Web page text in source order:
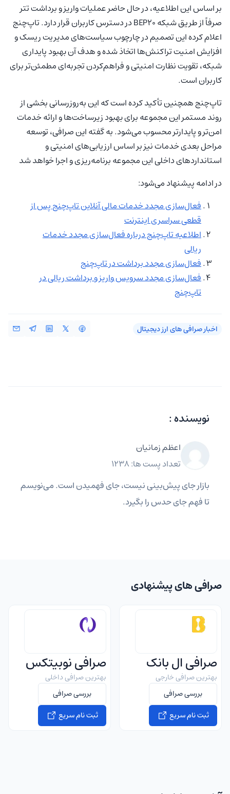
بر اساس این اطلاعیه، در حال حاضر عملیات واریز و برداشت تتر
صرفاً از طریق شبکه BEP20 در دسترس کاربران قرار دارد. تاپ‌چنج
اعلام کرده این تصمیم در چارچوب سیاست‌های مدیریت ریسک و
افزایش امنیت تراکنش‌ها اتخاذ شده و هدف آن بهبود پایداری
شبکه، تقویت نظارت امنیتی و فراهم‌کردن تجربه‌ای مطمئن‌تر برای
کاربران است.
تاپ‌چنج همچنین تأکید کرده است که این به‌روزرسانی بخشی از
روند مستمر این مجموعه برای بهبود زیرساخت‌ها و ارائه خدمات
امن‌تر و پایدارتر محسوب می‌شود. به گفته این صرافی، توسعه
مراحل بعدی خدمات نیز بر اساس ارزیابی‌های امنیتی و
استانداردهای داخلی این مجموعه برنامه‌ریزی و اجرا خواهد شد
در ادامه پیشنهاد می‌شود:
فعال‌سازی مجدد خدمات مالی آنلاین تاپ‌چنج پس از
قطعی سراسری اینترنت
اطلاعیه تاپ‌چنج درباره فعال‌سازی مجدد خدمات
ریالی
فعال‌سازی مجدد برداشت در تاپ‌چنج
فعال‌سازی مجدد سرویس واریز و برداشت ریالی در
تاپ‌چنج
اخبار صرافی‌ های ارز دیجیتال
نویسنده :
اعظم زمانیان
تعداد پست ها: 1238
بازار جای پیش‌بینی نیست، جای فهمیدن است. می‌نویسم
تا فهم جای حدس را بگیرد.
صرافی های پیشنهادی
صرافی ال بانک
بهترین صرافی خارجی
بررسی صرافی
ثبت نام سریع
صرافی نوبیتکس
بهترین صرافی داخلی
بررسی صرافی
ثبت نام سریع